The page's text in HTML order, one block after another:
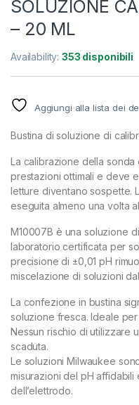
SOLUZIONE
– 20 ML
Availability:353 disponibili
Aggiungi alla lista dei
Bustina di soluzione di
La calibrazione della
prestazioni ottimali e deve
letture diventano sospette.
eseguita almeno una volta
M10007B è una soluzione
laboratorio certificata per
precisione di ±0,01 pH
miscelazione di soluzioni
La confezione in bustina
soluzione fresca. Ideale
Nessun rischio di utilizzare
scaduta.
Le soluzioni Milwaukee
misurazioni del pH
dell’elettrodo.